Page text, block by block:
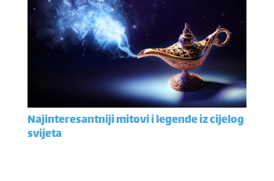
Najinteresantniji mitovi i legende iz cijelog
svijeta